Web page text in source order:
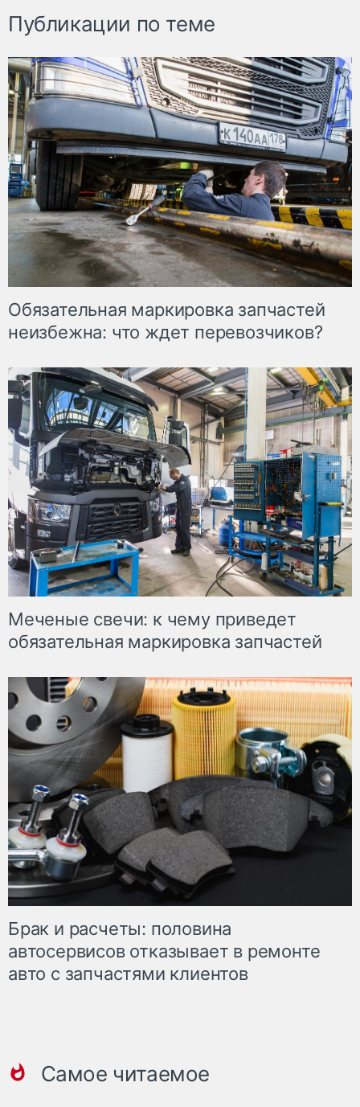
Публикации по теме
Обязательная маркировка запчастей
неизбежна: что ждет перевозчиков?
Меченые свечи: к чему приведет
обязательная маркировка запчастей
Брак и расчеты: половина
автосервисов отказывает в ремонте
авто с запчастями клиентов
Самое читаемое